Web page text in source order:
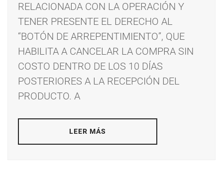
RELACIONADA CON LA OPERACIÓN Y
TENER PRESENTE EL DERECHO AL
“BOTÓN DE ARREPENTIMIENTO”, QUE
HABILITA A CANCELAR LA COMPRA SIN
COSTO DENTRO DE LOS 10 DÍAS
POSTERIORES A LA RECEPCIÓN DEL
PRODUCTO. A
LEER MÁS